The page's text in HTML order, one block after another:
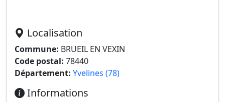
Localisation
Commune: BRUEIL EN VEXIN
Code postal: 78440
Département: Yvelines (78)
Informations